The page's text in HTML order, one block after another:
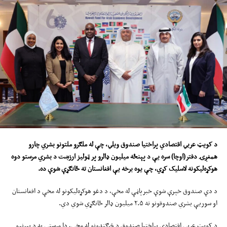
د کویټ عربي اقتصادي پراختیا صندوقویلي، چېلهملګرو ملتونو بشري چارو
همغږۍ دفتر(اوچا) سره یې د پېنځهمیلیون ډالرو پرټولیز ارزښت د بشري مرستو دوه
هوکړه‌لیکونه لاسلیک کړي، چې یوه برخه یې افغانستان ته ځانګړې شوې ده.
د دې صندوق خپرې شوې خبرپاڼې له مخې، د دغو هوکړه‌لیکونو له مخې د افغانستان
او سوریې بشري صندوقونو ته ۲.۵ میلیون ډالر ځانګړي شوي دي.